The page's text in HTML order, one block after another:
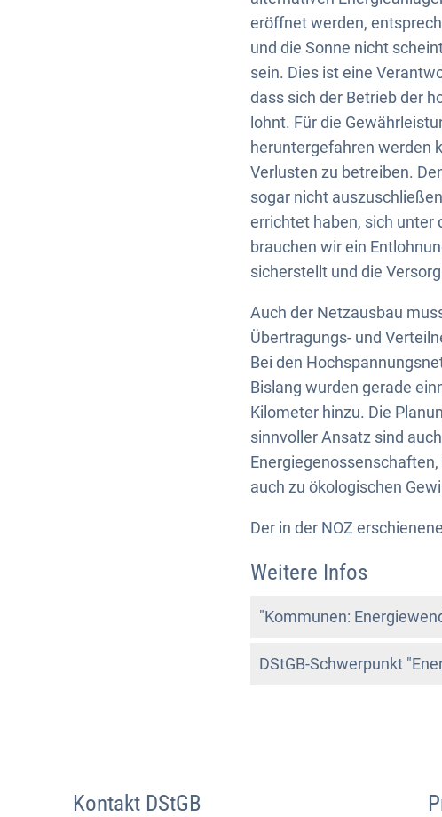
eröffnet werden,
und die Sonne nicht
sein. Dies ist eine
dass sich der Betrieb der
lohnt. Für die
heruntergefahren werden
Verlusten zu betreiben.
sogar nicht
errichtet haben, sich unter
brauchen wir ein
sicherstellt und die
Auch der Netzausbau
Übertragungs- und
Bei den
Bislang wurden gerade
Kilometer hinzu. Die
sinnvoller Ansatz sind
auch zu ökologischen
Der in der NOZ
Weitere Infos
"Kommunen:
DStGB-Schwerpunkt
Kontakt DStGB